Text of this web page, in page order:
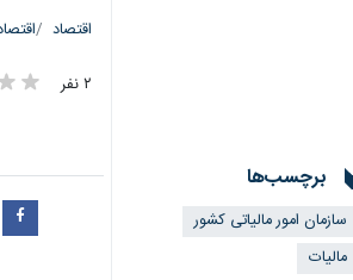
اقتصاد
۲ نفر
برچسب‌ها
سازمان امور مالیاتی کشور
مالیات